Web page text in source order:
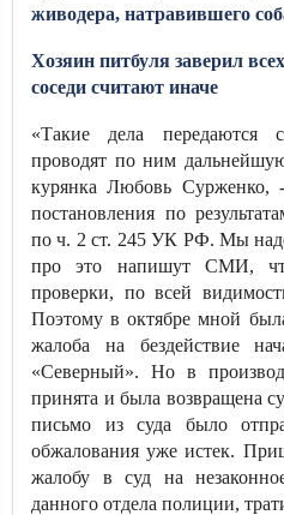
живодера, натравившего
Хозяин питбуля заверил
соседи считают иначе
«Такие дела передаются
проводят по ним
курянка Любовь
постановления по
по ч. 2 ст. 245 УК РФ. Мы
про это напишут СМИ,
проверки, по всей
Поэтому в октябре мной
жалоба на бездействие
«Северный». Но в
принята и была возвращена
письмо из суда было
обжалования уже истек.
жалобу в суд на
данного отдела полиции,